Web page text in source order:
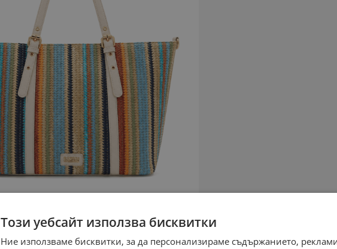
Този уебсайт използва бисквитки
Ние използваме бисквитки, за да персонализираме съдържанието,